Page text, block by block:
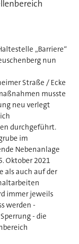
„Barriere“
nun
Straße / Ecke
musste
neu verlegt
durchgeführt.
im
Nebenanlage
Oktober 2021
als auch auf der
immer jeweils
werden -
- die